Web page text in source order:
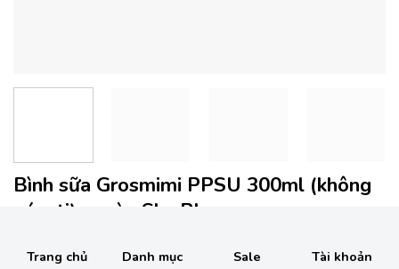
Trang chủ Danh mục Sale Tài khoản
Bình sữa Grosmimi PPSU 300ml (không
núm ti) – màu Sky Blue